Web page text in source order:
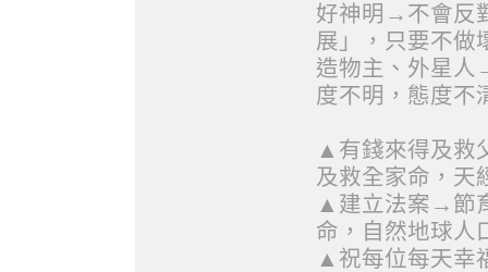
好神明→不會反
展」，只要不做
造物主、外星人
度不明，態度不
▲有錢來得及救
及救全家命，天
▲建立法案→節
命，自然地球人
▲祝每位每天幸